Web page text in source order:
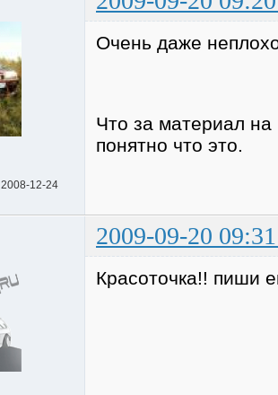
2008-12-24
Очень даже
Что за материал
понятно что это.
2009-09-20
Красоточка!! пиши